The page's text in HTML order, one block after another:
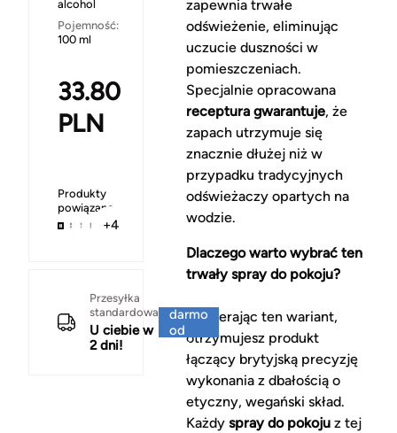
alcohol
Pojemność:
100 ml
33.80
PLN
Produkty
powiązane
+4
Przesyłka
standardowa
U ciebie w
2 dni!
darmo
od
150 zł
zapewnia trwałe
odświeżenie, eliminując
uczucie duszności w
pomieszczeniach.
Specjalnie opracowana
receptura gwarantuje, że
zapach utrzymuje się
znacznie dłużej niż w
przypadku tradycyjnych
odświeżaczy opartych na
wodzie.
Dlaczego warto wybrać ten
trwały spray do pokoju?
Wybierając ten wariant,
otrzymujesz produkt
łączący brytyjską precyzję
wykonania z dbałością o
etyczny, wegański skład.
Każdy spray do pokojuz tej